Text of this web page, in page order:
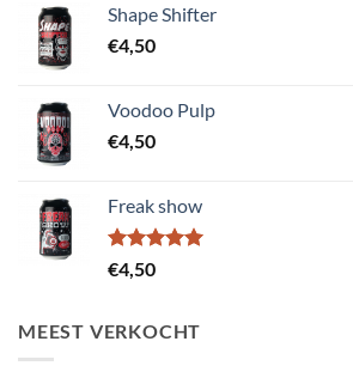
€12,50.
Shape Shifter
€4,50
Voodoo Pulp
€4,50
Freak show
Gewaardeerd
5.00
€4,50
MEEST VERKOCHT